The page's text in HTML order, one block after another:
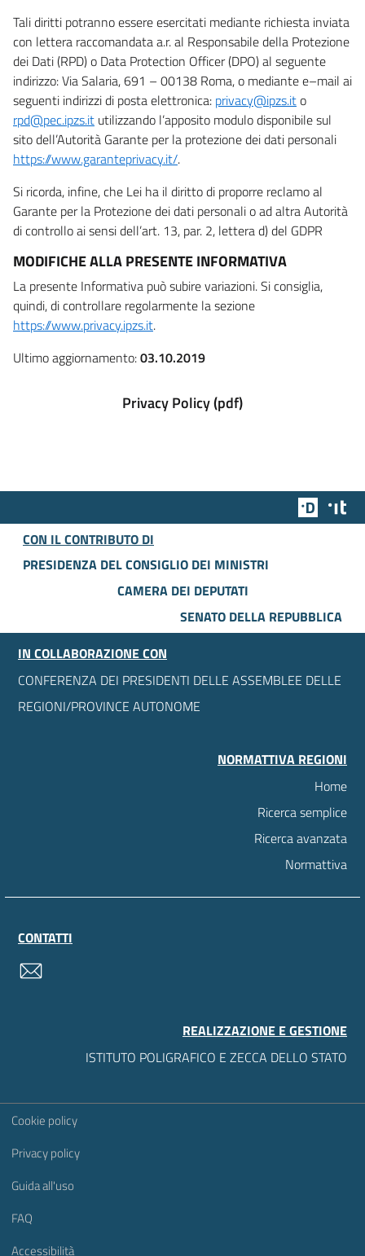
Tali diritti potranno essere esercitati mediante richiesta inviata
con lettera raccomandata a.r. al Responsabile della Protezione
dei Dati (RPD) o Data Protection Officer (DPO) al seguente
indirizzo: Via Salaria, 691 – 00138 Roma, o mediante e–mail ai
seguenti indirizzi di posta elettronica: privacy@ipzs.ito
rpd@pec.ipzs.it utilizzando l’apposito modulo disponibile sul
sito dell’Autorità Garante per la protezione dei dati personali
https://www.garanteprivacy.it/.
Si ricorda, infine, che Lei ha il diritto di proporre reclamo al
Garante per la Protezione dei dati personali o ad altra Autorità
di controllo ai sensi dell’art. 13, par. 2, lettera d) del GDPR
MODIFICHE ALLA PRESENTE INFORMATIVA
La presente Informativa può subire variazioni. Si consiglia,
quindi, di controllare regolarmente la sezione
https://www.privacy.ipzs.it.
Ultimo aggiornamento:03.10.2019
Privacy Policy (pdf)
Team
CON IL CONTRIBUTO DI
PRESIDENZA DEL CONSIGLIO DEI MINISTRI
CAMERA DEI DEPUTATI
SENATO DELLA REPUBBLICA
IN COLLABORAZIONE CON
CONFERENZA DEI PRESIDENTI DELLE ASSEMBLEE DELLE
REGIONI/PROVINCE AUTONOME
NORMATTIVA REGIONI
Home
Ricerca semplice
Ricerca avanzata
Normattiva
CONTATTI
REALIZZAZIONE E GESTIONE
ISTITUTO POLIGRAFICO E ZECCA DELLO STATO
Sezione Link Utili
Cookie policy
Privacy policy
Guida all'uso
FAQ
Accessibilità